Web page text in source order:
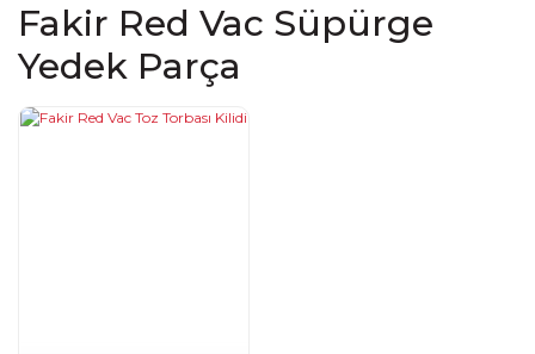
Fakir Red Vac Süpürge
Yedek Parça